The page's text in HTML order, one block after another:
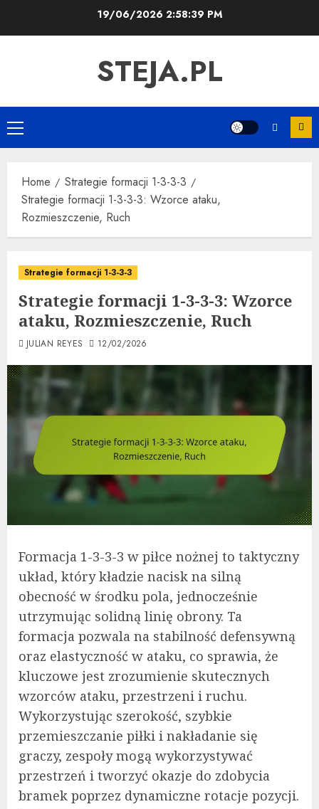
19/06/2026 2:58:40 PM
STEJA.PL
Primary
Menu
Home
Strategie formacji 1-3-3-3
Strategie formacji 1-3-3-3: Wzorce ataku,
Rozmieszczenie, Ruch
Strategie formacji 1-3-3-3
Strategie formacji 1-3-3-3: Wzorce
ataku, Rozmieszczenie, Ruch
JULIAN REYES 12/02/2026
Formacja 1-3-3-3 w piłce nożnej to taktyczny
układ, który kładzie nacisk na silną
obecność w środku pola, jednocześnie
utrzymując solidną linię obrony. Ta
formacja pozwala na stabilność defensywną
oraz elastyczność w ataku, co sprawia, że
kluczowe jest zrozumienie skutecznych
wzorców ataku, przestrzeni i ruchu.
Wykorzystując szerokość, szybkie
przemieszczanie piłki i nakładanie się
graczy, zespoły mogą wykorzystywać
przestrzeń i tworzyć okazje do zdobycia
bramek poprzez dynamiczne rotacje pozycji.